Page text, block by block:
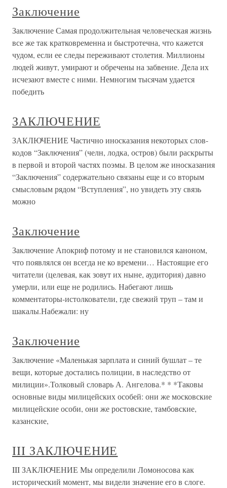
Заключение
Заключение Самая продолжительная человеческая жизнь
все же так кратковременна и быстротечна, что кажется
чудом, если ее следы переживают столетия. Миллионы
людей живут, умирают и обречены на забвение. Дела их
исчезают вместе с ними. Немногим тысячам удается
победить
ЗАКЛЮЧЕНИЕ
ЗАКЛЮЧЕНИЕ Частично иносказания некоторых слов-
кодов “Заключения” (челн, лодка, остров) были раскрыты
в первой и второй частях поэмы. В целом же иносказания
“Заключения” содержательно связаны еще и со вторым
смысловым рядом “Вступления”, но увидеть эту связь
можно
Заключение
Заключение Апокриф потому и не становился каноном,
что появлялся он всегда не ко времени… Настоящие его
читатели (целевая, как зовут их ныне, аудитория) давно
умерли, или еще не родились. Набегают лишь
комментаторы-истолкователи, где свежий труп – там и
шакалы.Набежали: ну
Заключение
Заключение «Маленькая зарплата и синий бушлат – те
вещи, которые достались полиции, в наследство от
милиции».Толковый словарь А. Ангелова.* * *Таковы
основные виды милицейских особей: они же московские
милицейские особи, они же ростовские, тамбовские,
казанские,
III ЗАКЛЮЧЕНИЕ
III ЗАКЛЮЧЕНИЕ Мы определили Ломоносова как
исторический момент, мы видели значение его в слоге.